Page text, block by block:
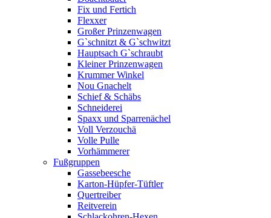
Fix und Fertich
Flexxer
Großer Prinzenwagen
Gˋschnitzt & Gˋschwitzt
Hauptsach G`schraubt
Kleiner Prinzenwagen
Krummer Winkel
Nou Gnachelt
Schief & Schäbs
Schneiderei
Spaxx und Sparrenächel
Voll Verzouchä
Volle Pulle
Vorhämmerer
Fußgruppen
Gassebeesche
Karton-Hüpfer-Tüftler
Quertreiber
Reitverein